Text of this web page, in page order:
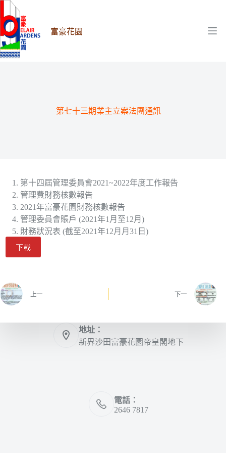
至
主
要
內
富豪花園
第七十三期業主立案法團通訊
第十四屆管理委員會2021~2022年度工作報告
管理費財務核數報告
2021年富豪花園財務核數報告
管理委員會賬戶 (2021年1月至12月)
財務狀況表 (截至2021年12月月31日)
下載
上一 下一
地址：
新界沙田富豪花園帝皇閣地下
電話：
2646 7817